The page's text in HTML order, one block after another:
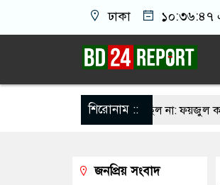
ঢাকা ১০:৩৬:৪৭
শিরোনাম ::
জুলাই আন্দোলনে ছিল না: ফয়জুল করীম
রক্তগঙ্গা বয়ে যাবে: রিজভী ওখানে যা চলছে,
জনপ্রিয় সংবাদ